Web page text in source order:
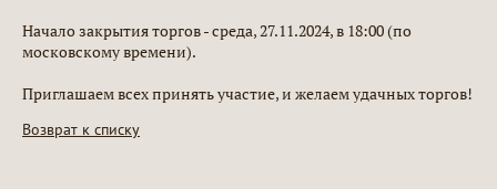
Начало закрытия торгов - среда, 27.11.2024, в 18:00 (по
московскому времени).
Приглашаем всех принять участие, и желаем удачных торгов!
Возврат к списку